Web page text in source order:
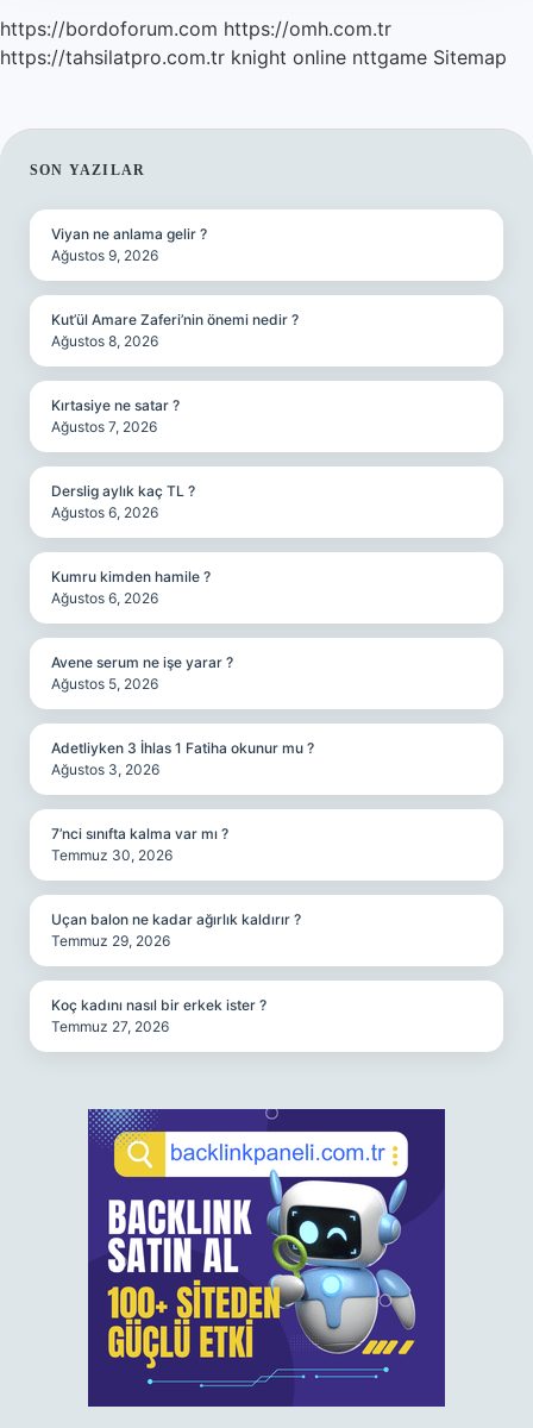
https://bordoforum.com https://omh.com.tr
https://tahsilatpro.com.tr knight online nttgame Sitemap
SIDEBAR
SON YAZILAR
Viyan ne anlama gelir ?
Ağustos 9, 2026
Kut’ül Amare Zaferi’nin önemi nedir ?
Ağustos 8, 2026
Kırtasiye ne satar ?
Ağustos 7, 2026
Derslig aylık kaç TL ?
Ağustos 6, 2026
Kumru kimden hamile ?
Ağustos 6, 2026
Avene serum ne işe yarar ?
Ağustos 5, 2026
Adetliyken 3 İhlas 1 Fatiha okunur mu ?
Ağustos 3, 2026
7’nci sınıfta kalma var mı ?
Temmuz 30, 2026
Uçan balon ne kadar ağırlık kaldırır ?
Temmuz 29, 2026
Koç kadını nasıl bir erkek ister ?
Temmuz 27, 2026